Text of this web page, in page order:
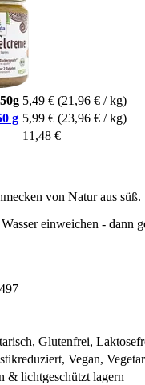
5,49 € (21,96 € / kg)
g 5,99 € (23,96 € / kg)
11,48 €
von Natur aus süß.
einweichen - dann
Glutenfrei,
Vegan,
& lichtgeschützt lagern